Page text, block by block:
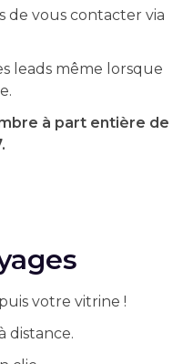
de vous contacter via
leads même lorsque
à part entière de
votre vitrine !
distance.